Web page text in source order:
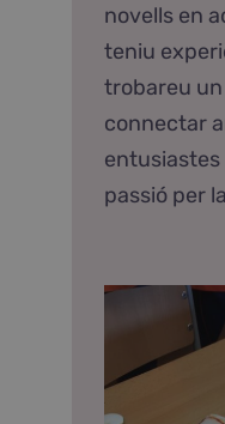
novells en
teniu
trobareu
connectar
passió per